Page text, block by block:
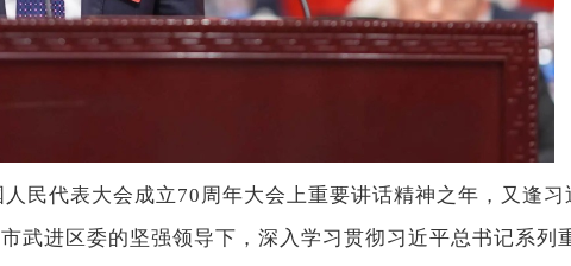
代表大会成立70周年大会上重要讲话精神之年，又逢习
武进区委的坚强领导下，深入学习贯彻习近平总书记系列